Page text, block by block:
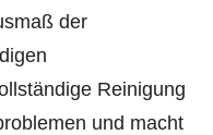
der
Reinigung
und macht